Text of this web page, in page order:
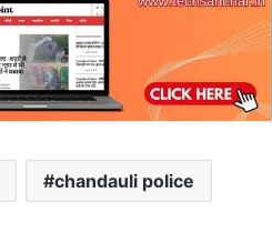
chandauli police